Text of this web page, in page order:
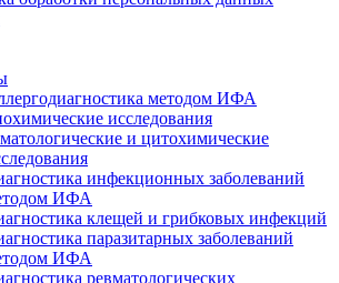
методом ИФА
исследования
и цитохимические
инфекционных заболеваний
ИФА
клещей и грибковых инфекций
паразитарных заболеваний
ИФА
ревматологических